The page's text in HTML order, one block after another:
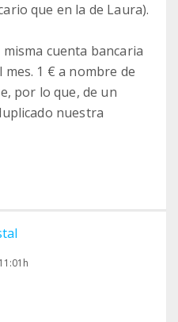
que en la de Laura).
cuenta bancaria
1 € a nombre de
por lo que, de un
nuestra